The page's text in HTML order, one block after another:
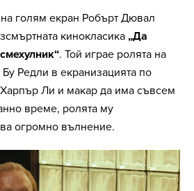
голям екран Робърт Дювал
кинокласика „Да
. Той играе ролята на
Редли в екранизацията по
Ли и макар да има съвсем
време, ролята му
огромно вълнение.